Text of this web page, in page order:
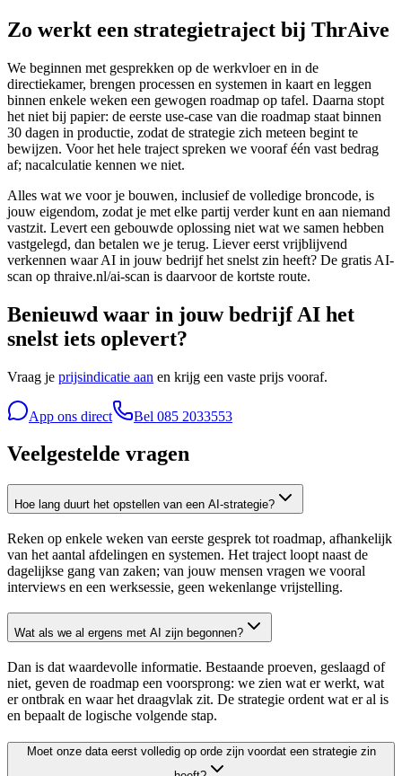
Zo werkt een strategietraject bij ThrAive
We beginnen met gesprekken op de werkvloer en in de
directiekamer, brengen processen en systemen in kaart en leggen
binnen enkele weken een gewogen roadmap op tafel. Daarna stopt
het niet bij papier: de eerste use-case van die roadmap staat binnen
30 dagen in productie, zodat de strategie zich meteen begint te
bewijzen. Voor het hele traject spreken we vooraf één vast bedrag
af; nacalculatie kennen we niet.
Alles wat we voor je bouwen, inclusief de volledige broncode, is
jouw eigendom, zodat je met elke partij verder kunt en aan niemand
vastzit. Levert een gebouwde oplossing niet wat we samen hebben
vastgelegd, dan betalen we je terug. Liever eerst vrijblijvend
verkennen waar AI in jouw bedrijf het snelst zin heeft? De gratis AI-
scan op thraive.nl/ai-scan is daarvoor de kortste route.
Benieuwd waar in jouw bedrijf AI het
snelst iets oplevert?
Vraag je prijsindicatie aan en krijg een vaste prijs vooraf.
App ons direct Bel 085 2033553
Veelgestelde vragen
Hoe lang duurt het opstellen van een AI-strategie?
Reken op enkele weken van eerste gesprek tot roadmap, afhankelijk
van het aantal afdelingen en systemen. Het traject loopt naast de
dagelijkse gang van zaken; van jouw mensen vragen we vooral
interviews en een werksessie, geen wekenlange vrijstelling.
Wat als we al ergens met AI zijn begonnen?
Dan is dat waardevolle informatie. Bestaande proeven, geslaagd of
niet, geven de roadmap een voorsprong: we zien wat er werkt, wat
er ontbrak en waar het draagvlak zit. De strategie ordent wat er al is
en bepaalt de logische volgende stap.
Moet onze data eerst volledig op orde zijn voordat een strategie zin